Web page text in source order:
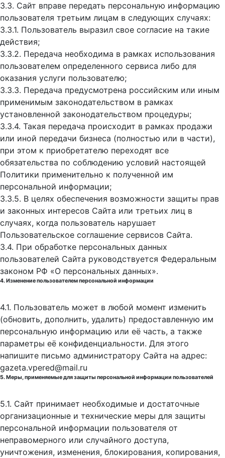
3.3. Сайт вправе передать персональную информацию
пользователя третьим лицам в следующих случаях:
3.3.1. Пользователь выразил свое согласие на такие
действия;
3.3.2. Передача необходима в рамках использования
пользователем определенного сервиса либо для
оказания услуги пользователю;
3.3.3. Передача предусмотрена российским или иным
применимым законодательством в рамках
установленной законодательством процедуры;
3.3.4. Такая передача происходит в рамках продажи
или иной передачи бизнеса (полностью или в части),
при этом к приобретателю переходят все
обязательства по соблюдению условий настоящей
Политики применительно к полученной им
персональной информации;
3.3.5. В целях обеспечения возможности защиты прав
и законных интересов Сайта или третьих лиц в
случаях, когда пользователь нарушает
Пользовательское соглашение сервисов Сайта.
3.4. При обработке персональных данных
пользователей Сайта руководствуется Федеральным
законом РФ «О персональных данных».
4. Изменение пользователем персональной информации
4.1. Пользователь может в любой момент изменить
(обновить, дополнить, удалить) предоставленную им
персональную информацию или её часть, а также
параметры её конфиденциальности. Для этого
напишите письмо администратору Сайта на адрес:
gazeta.vpered@mail.ru
5. Меры, применяемые для защиты персональной информации пользователей
5.1. Сайт принимает необходимые и достаточные
организационные и технические меры для защиты
персональной информации пользователя от
неправомерного или случайного доступа,
уничтожения, изменения, блокирования, копирования,